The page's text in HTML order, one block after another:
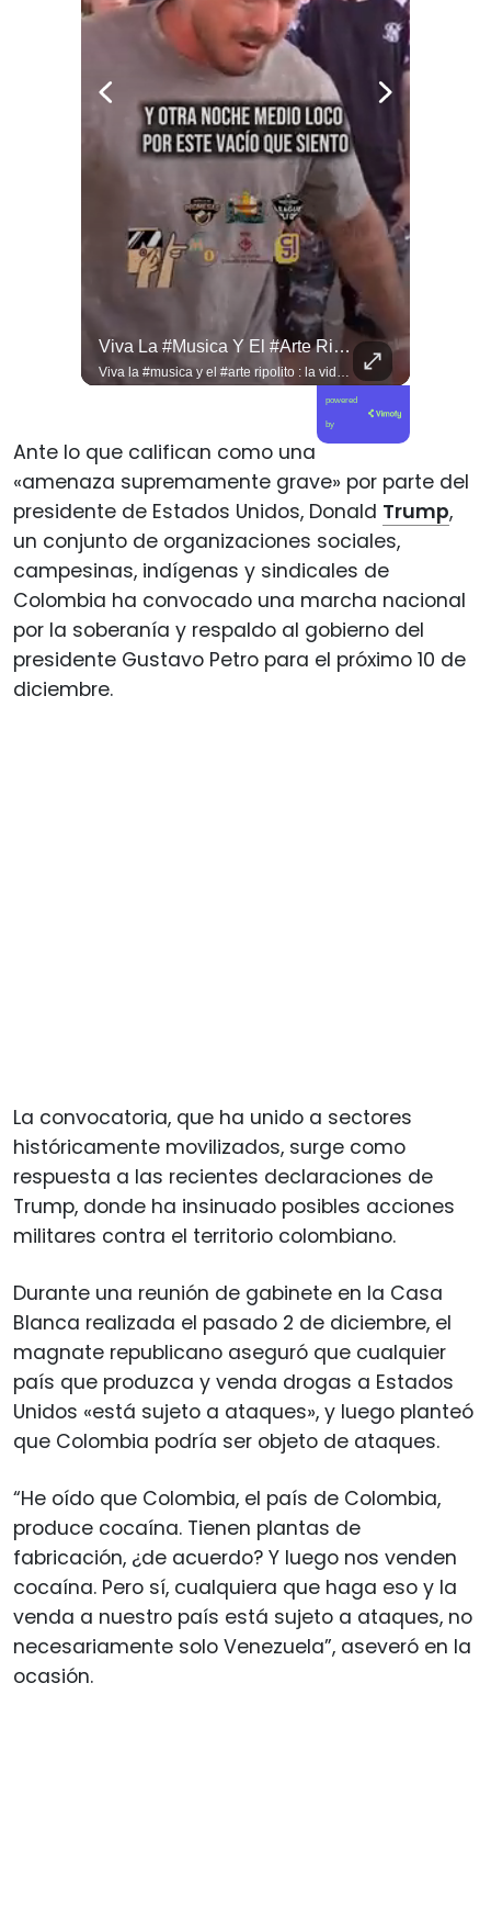
Viva La #musica Y El #arte Ripolito : La Vida De Me Hizo Sufrir
Viva la #musica y el #arte ripolito : la vida de me hizo sufrir
powered
by
Ante lo que califican como una
«amenaza supremamente grave» por parte del
presidente de Estados Unidos, Donald Trump,
un conjunto de organizaciones sociales,
campesinas, indígenas y sindicales de
Colombia ha convocado una marcha nacional
por la soberanía y respaldo al gobierno del
presidente Gustavo Petro para el próximo 10 de
diciembre.
La convocatoria, que ha unido a sectores
históricamente movilizados, surge como
respuesta a las recientes declaraciones de
Trump, donde ha insinuado posibles acciones
militares contra el territorio colombiano.
Durante una reunión de gabinete en la Casa
Blanca realizada el pasado 2 de diciembre, el
magnate republicano aseguró que cualquier
país que produzca y venda drogas a Estados
Unidos «está sujeto a ataques», y luego planteó
que Colombia podría ser objeto de ataques.
“He oído que Colombia, el país de Colombia,
produce cocaína. Tienen plantas de
fabricación, ¿de acuerdo? Y luego nos venden
cocaína. Pero sí, cualquiera que haga eso y la
venda a nuestro país está sujeto a ataques, no
necesariamente solo Venezuela”, aseveró en la
ocasión.